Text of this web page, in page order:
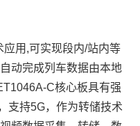
用,可实现段内/站内等
动完成列车数据由本地
C核心板具有强
支持5G，作为转储技术